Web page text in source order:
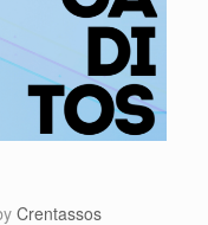
Crentassos